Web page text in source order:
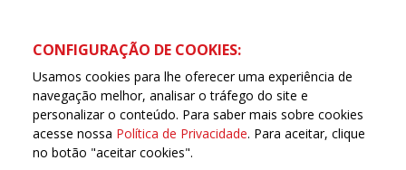
CONFIGURAÇÃO DE COOKIES:
Usamos cookies para lhe oferecer uma experiência de
navegação melhor, analisar o tráfego do site e
personalizar o conteúdo. Para saber mais sobre cookies
acesse nossa Política de Privacidade. Para aceitar, clique
no botão "aceitar cookies".